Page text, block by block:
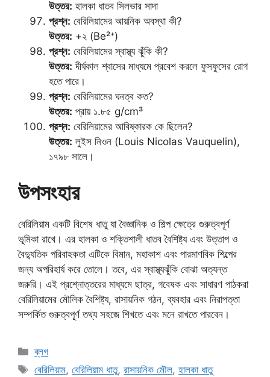
উত্তর: হালকা ধাতব সিলভার সাদা
প্রশ্ন: বেরিলিয়ামের আয়নিক অবস্থা কী?
উত্তর: +২ (Be²⁺)
প্রশ্ন: বেরিলিয়ামের স্বাস্থ্য ঝুঁকি কী?
উত্তর: দীর্ঘকাল শ্বাসের মাধ্যমে প্রবেশ করলে ফুসফুসের রোগ
হতে পারে।
প্রশ্ন: বেরিলিয়ামের ঘনত্ব কত?
উত্তর: প্রায় ১.৮৫ g/cm³
প্রশ্ন: বেরিলিয়ামের আবিষ্কারক কে ছিলেন?
উত্তর: লুইস নিওন (Louis Nicolas Vauquelin),
১৭৯৮ সালে।
উপসংহার
বেরিলিয়াম একটি বিশেষ ধাতু যা বৈজ্ঞানিক ও শিল্প ক্ষেত্রে গুরুত্বপূর্ণ
ভূমিকা রাখে। এর হালকা ও শক্তিশালী ধাতব বৈশিষ্ট্য এবং উত্তাপ ও
বৈদ্যুতিক পরিবাহকতা এটিকে বিমান, মহাকাশ এবং পারমাণবিক শিল্পের
জন্য অপরিহার্য করে তোলে। তবে, এর স্বাস্থ্যঝুঁকি বোঝা অত্যন্ত
জরুরি। এই প্রশ্নোত্তরের মাধ্যমে ছাত্র, গবেষক এবং সাধারণ পাঠকরা
বেরিলিয়ামের মৌলিক বৈশিষ্ট্য, রাসায়নিক গঠন, ব্যবহার এবং নিরাপত্তা
সম্পর্কিত গুরুত্বপূর্ণ তথ্য সহজে শিখতে এবং মনে রাখতে পারবেন।
Categories
ব্লগ
Tags
বেরিলিয়াম,বেরিলিয়াম ধাতু,রাসায়নিক মৌল,হালকা ধাতু